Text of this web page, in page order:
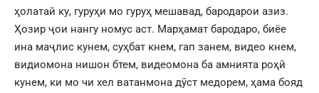
ҳолатай ку, гуруҳи мо гуруҳ мешавад, бародарои азиз.
Ҳозир ҷои нангу номус аст. Марҳамат бародаро, биёе
ина маҷлис кунем, суҳбат кнем, гап занем, видео кнем,
видиомона нишон бтем, видеомона ба амнията роҳӣ
кунем, ки мо чи хел ватанмона дӯст медорем, ҳама бояд